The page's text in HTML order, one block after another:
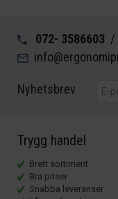
072- 3586603 /
Nyhetsbrev
Trygg handel
Brett sortiment
Bra priser
Snabba leveranser